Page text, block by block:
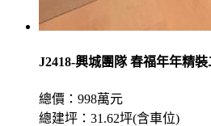
J2418-興城團隊 春福年年精
總價：998萬元
總建坪：31.62坪(含車位)